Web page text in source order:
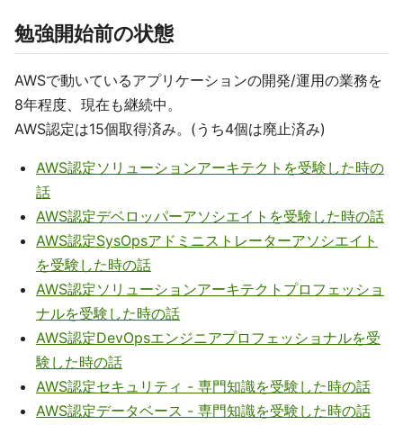
勉強開始前の状態
AWSで動いているアプリケーションの開発/運用の業務を
8年程度、現在も継続中。
AWS認定は15個取得済み。(うち4個は廃止済み)
AWS認定ソリューションアーキテクトを受験した時の
話
AWS認定デベロッパーアソシエイトを受験した時の話
AWS認定SysOpsアドミニストレーターアソシエイト
を受験した時の話
AWS認定ソリューションアーキテクトプロフェッショ
ナルを受験した時の話
AWS認定DevOpsエンジニアプロフェッショナルを受
験した時の話
AWS認定セキュリティ - 専門知識を受験した時の話
AWS認定データベース - 専門知識を受験した時の話